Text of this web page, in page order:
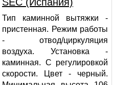
Тип каминной вытяжки -
пристенная. Режим работы
- отвод/циркуляция
воздуха. Установка -
каминная. С регулировкой
скорости. Цвет - черный.